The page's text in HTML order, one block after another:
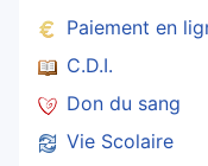
Paiement en
C.D.I.
Don du sang
Vie Scolaire